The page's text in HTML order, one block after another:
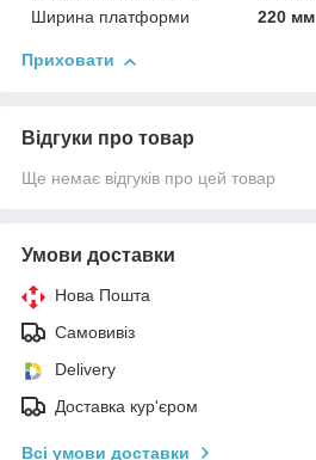
Ширина платформи
220 мм
Приховати
Відгуки про товар
Ще немає відгуків про цей товар
Умови доставки
Нова Пошта
Самовивіз
Delivery
Доставка кур'єром
Всі умови доставки